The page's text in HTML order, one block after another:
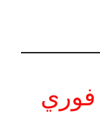
فوري